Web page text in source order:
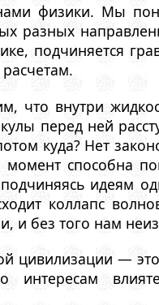
физики. Мы
разных
подчиняется
что внутри
перед ней
куда? Нет
способна
идеям
коллапс
и без того нам
цивилизации —
интересам